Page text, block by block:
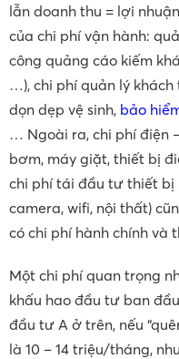
lẫn doanh thu = lợi
của chi phí vận hành:
công quảng cáo kiếm
…), chi phí quản lý
dọn dẹp vệ sinh, bảo
… Ngoài ra, chi phí điện
bơm, máy giặt, thiết bị
chi phí tái đầu tư thiết bị
camera, wifi, nội thất)
có chi phí hành chính và
Một chi phí quan trọng
khấu hao đầu tư ban
đầu tư A ở trên, nếu
là 10 – 14 triệu/tháng,